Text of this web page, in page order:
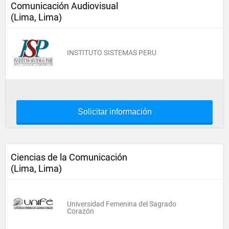
Comunicación Audiovisual
(Lima, Lima)
INSTITUTO SISTEMAS PERU
Solicitar información
Ciencias de la Comunicación
(Lima, Lima)
Universidad Femenina del Sagrado
Corazón